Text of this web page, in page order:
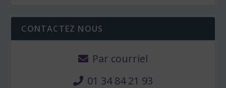
CONTACTEZ NOUS
Par courriel
01 34 84 21 93